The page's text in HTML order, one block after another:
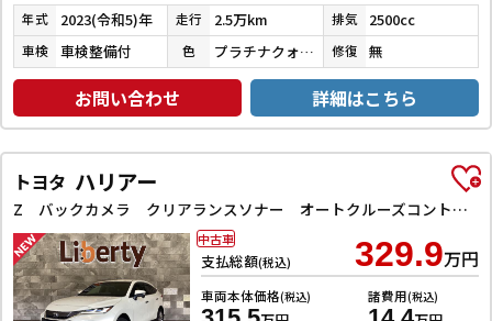
年式 2023(令和5)年 走行 2.5万km 排気 2500cc
車検 車検整備付 色 プラチナクォーツメタリック 修復 無
お問い合わせ 詳細はこちら
トヨタ ハリアー
Z バックカメラ クリアランスソナー オートクルーズコントロール レーンアシスト パワーシート 衝突被害軽減システム ナビ TV オートマチックハイビーム オートライト LEDヘッドランプ 電動リアゲート
支払総額(税込) 329.9万円
車両本体価格(税込) 諸費用(税込)
中古車